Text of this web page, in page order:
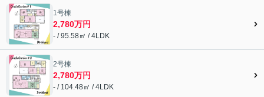
1号棟
2,780万円
- / 95.58㎡ / 4LDK
2号棟
2,780万円
- / 104.48㎡ / 4LDK